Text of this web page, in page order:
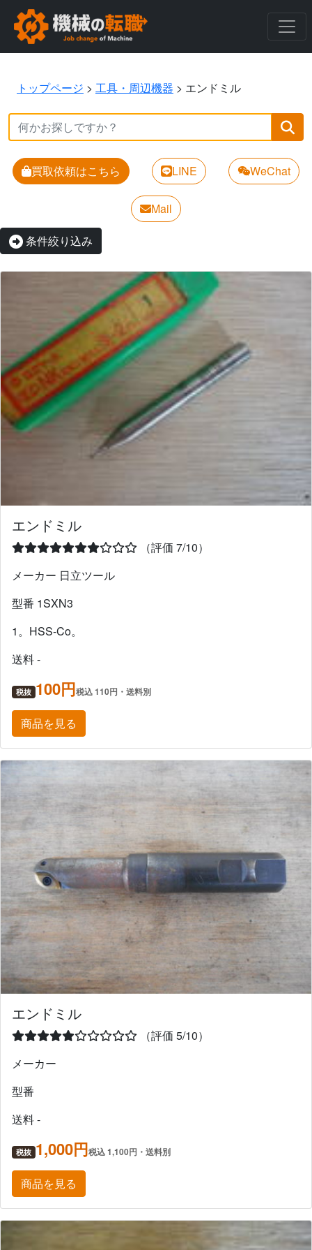
トップページ > 工具・周辺機器 > エンドミル
買取依頼はこちら LINE WeChat
Mail
条件絞り込み
エンドミル
（評価 7/10）
メーカー 日立ツール
型番 1SXN3
1。HSS-Co。
送料 -
税抜 100円税込 110円・送料別
商品を見る
エンドミル
（評価 5/10）
メーカー
型番
送料 -
税抜 1,000円税込 1,100円・送料別
商品を見る